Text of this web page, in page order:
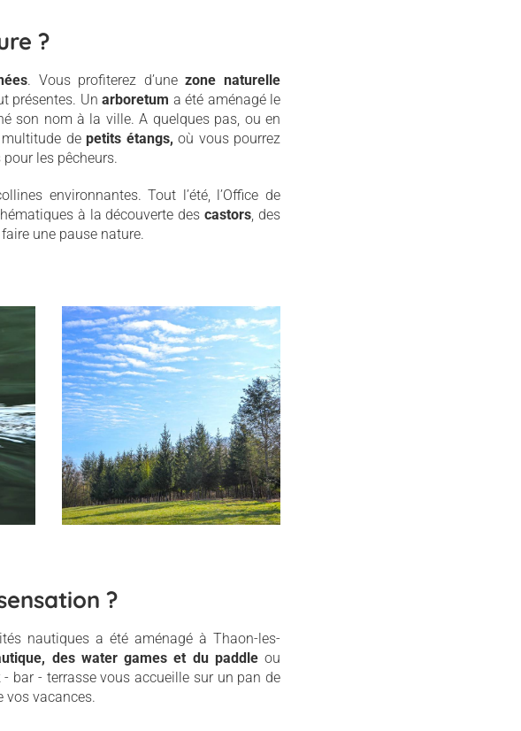
?
. Vous profiterez d’unezone naturelle
présentes. Unarboretum a été aménagé le
son nom à la ville. A quelques pas, ou en
multitude depetits étangs, où vous pourrez
les pêcheurs.
environnantes. Tout l’été, l’Office de
à la découverte descastors, des
une pause nature.
?
nautiques a été aménagé à Thaon-les-
des water games et du paddleou
bar - terrasse vous accueille sur un pan de
vos vacances.